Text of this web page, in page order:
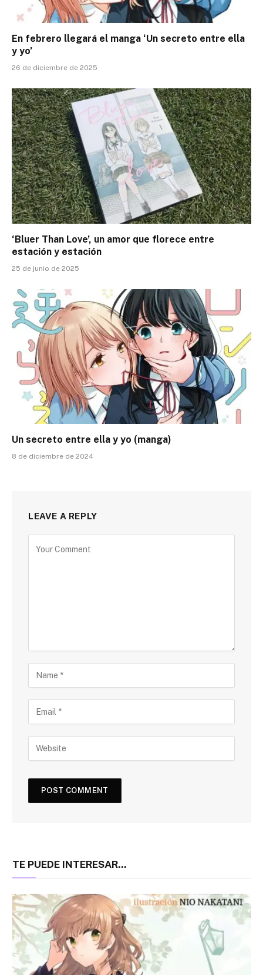
En febrero llegará el manga ‘Un secreto entre ella
y yo’
26 de diciembre de 2025
‘Bluer Than Love’, un amor que florece entre
estación y estación
25 de junio de 2025
Un secreto entre ella y yo (manga)
8 de diciembre de 2024
LEAVE A REPLY
TE PUEDE INTERESAR...